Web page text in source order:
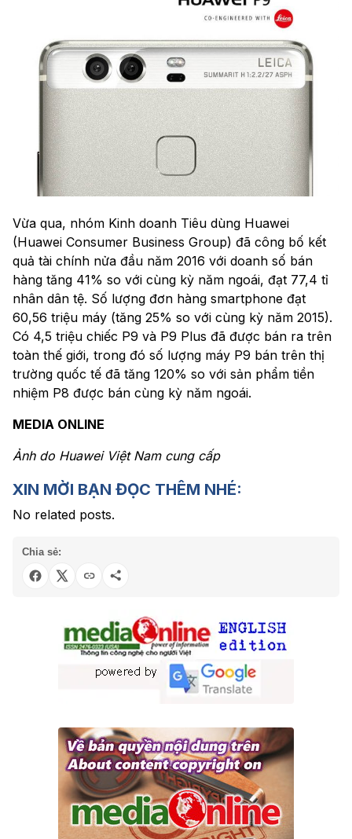
Vừa qua, nhóm Kinh doanh Tiêu dùng Huawei
(Huawei Consumer Business Group) đã công bố kết
quả tài chính nửa đầu năm 2016 với doanh số bán
hàng tăng 41% so với cùng kỳ năm ngoái, đạt 77,4 tỉ
nhân dân tệ. Số lượng đơn hàng smartphone đạt
60,56 triệu máy (tăng 25% so với cùng kỳ năm 2015).
Có 4,5 triệu chiếc P9 và P9 Plus đã được bán ra trên
toàn thế giới, trong đó số lượng máy P9 bán trên thị
trường quốc tế đã tăng 120% so với sản phẩm tiền
nhiệm P8 được bán cùng kỳ năm ngoái.
MEDIA ONLINE
Ảnh do Huawei Việt Nam cung cấp
XIN MỜI BẠN ĐỌC THÊM NHÉ:
No related posts.
Chia sẻ: